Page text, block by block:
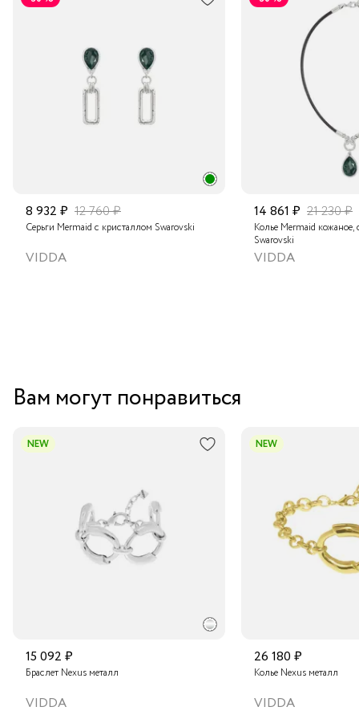
Подробнее о сроках доставки
8 932 ₽ 12 760 ₽
Серьги Mermaid с кристаллом Swarovski
VIDDA
14 861 ₽ 21 230 ₽
Колье Mermaid кожаное,
Swarovski
VIDDA
Вам могут понравиться
NEW
15 092 ₽
Браслет Nexus металл
VIDDA
NEW
26 180 ₽
Колье Nexus металл
VIDDA